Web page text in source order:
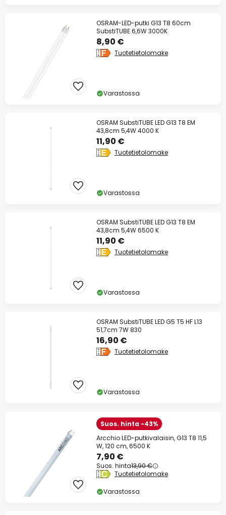
OSRAM-LED-putki G13 T8 60cm
SubstiTUBE 6,6W 3000K
8,90 €
Tuotetietolomake
Varastossa
OSRAM SubstiTUBE LED G13 T8 EM
43,8cm 5,4W 4000 K
11,90 €
Tuotetietolomake
Varastossa
OSRAM SubstiTUBE LED G13 T8 EM
43,8cm 5,4W 6500 K
11,90 €
Tuotetietolomake
Varastossa
OSRAM SubstiTUBE LED G5 T5 HF L13
51,7cm 7W 830
16,90 €
Tuotetietolomake
Varastossa
Suos. hinta -43%
Arcchio LED-putkivalaisin, G13 T8 11,5
W, 120 cm, 6500 K
7,90 €
Suos. hinta13,90 €
Tuotetietolomake
Varastossa